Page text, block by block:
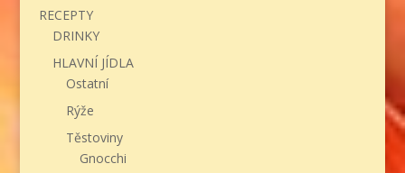
RECEPTY
DRINKY
HLAVNÍ JÍDLA
Ostatní
Rýže
Těstoviny
Gnocchi